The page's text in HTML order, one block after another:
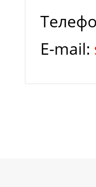
E-mail: